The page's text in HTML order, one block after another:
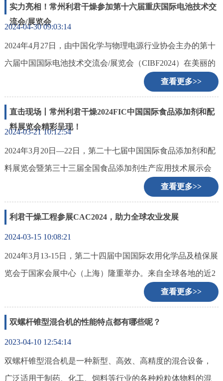
实力亮相！常州利君干燥参加第十六届重庆国际电池技术交
流会/展览会
2024-04-30 09:03:14
2024年4月27日，由中国化学与物理电源行业协会主办的第十
六届中国国际电池技术交流会/展览会（CIBF2024）在美丽的
山城重庆隆重开幕，汇聚了业内2000多家知名企业，共同探
讨电池技术的未来发展。
查看更多>>
直击现场丨常州利君干燥2024FIC中国国际食品添加剂和配
料展览会精彩呈现！
2024-03-21 10:12:54
2024年3月20日—22日，第二十七届中国国际食品添加剂和配
料展览会暨第三十三届全国食品添加剂生产应用技术展示会
（FIC2024）在上海国家会展中心璀璨启幕。常州市利君干燥
工程有限公司在展位上将锥形螺带四合一洗涤过滤混合干燥
机、单锥螺带真空干燥机等相关设备进行展出。
查看更多>>
利君干燥工程参展CAC2024，助力全球农业发展
2024-03-15 10:08:21
2024年3月13-15日，第二十四届中国国际农用化学品及植保展
览会于国家会展中心（上海）隆重举办。来自全球各地的近2
000家企业参展，近2万家企业参观，共聚农化的世界。作为C
AC展会的老朋友常州市利君干燥工程有限公司在现场与大家
洽谈业务、共话发展，为农业的未来添砖筑路。
查看更多>>
双螺杆锥型混合机的性能特点都有哪些呢？
2023-04-10 12:54:14
双螺杆锥型混合机是一种新型、高效、高精度的混合设备，
广泛适用于制药、化工、饲料等行业的各种粉粒体物料的混